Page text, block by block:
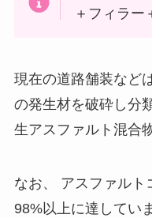
＋フィラー
現在の道路舗装など
の発生材を破砕し分
生アスファルト混合
なお、 アスファルト
98%以上に達してい